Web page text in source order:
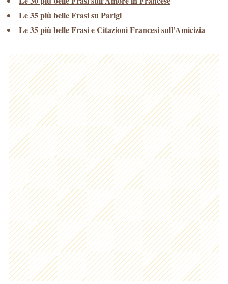
Le 35 più belle Frasi su Parigi
Le 35 più belle Frasi e Citazioni Francesi sull’Amicizia